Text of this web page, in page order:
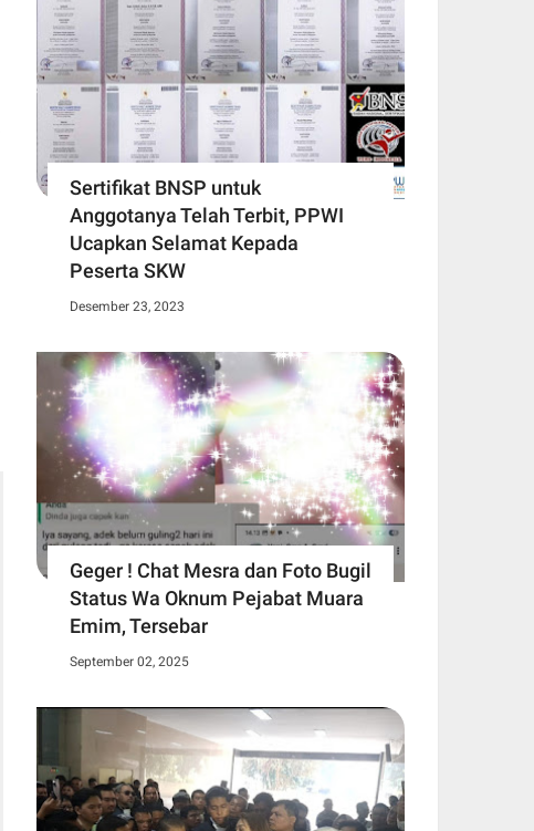
Sertifikat BNSP untuk
Anggotanya Telah Terbit, PPWI
Ucapkan Selamat Kepada
Peserta SKW
Desember 23, 2023
Geger ! Chat Mesra dan Foto Bugil
Status Wa Oknum Pejabat Muara
Emim, Tersebar
September 02, 2025